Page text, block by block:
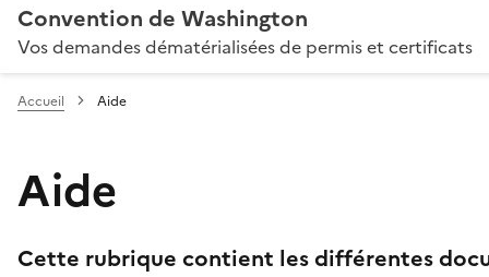
Convention de Washington
Vos demandes dématérialisées de permis et certificats
Accueil Aide
Aide
Cette rubrique contient les différentes